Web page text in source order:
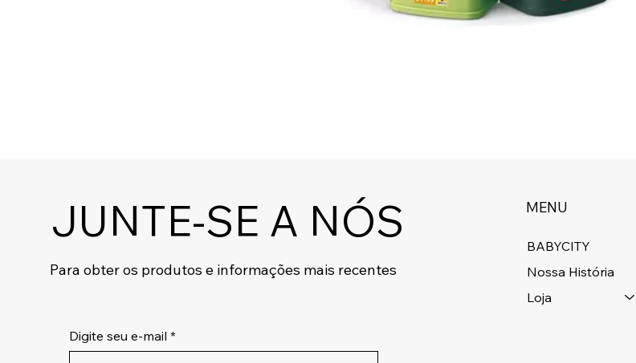
JUNTE-SE A NÓS
Para obter os produtos e informações mais recentes
Digite seu e-mail *
MENU
BABYCITY
Nossa História
Loja